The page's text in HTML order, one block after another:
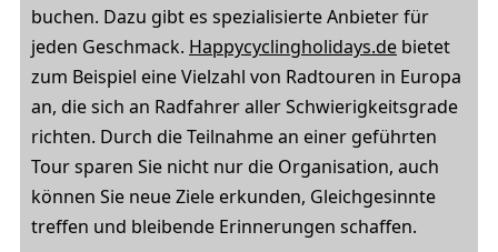
buchen. Dazu gibt es spezialisierte Anbieter für
jeden Geschmack. Happycyclingholidays.de bietet
zum Beispiel eine Vielzahl von Radtouren in Europa
an, die sich an Radfahrer aller Schwierigkeitsgrade
richten. Durch die Teilnahme an einer geführten
Tour sparen Sie nicht nur die Organisation, auch
können Sie neue Ziele erkunden, Gleichgesinnte
treffen und bleibende Erinnerungen schaffen.